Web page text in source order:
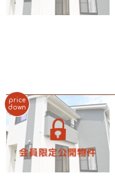
price
down